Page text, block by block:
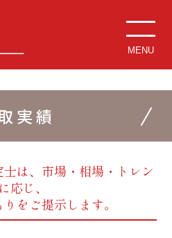
MENU
実績
は、市場・相場・トレン
応じ、
をご提示します。